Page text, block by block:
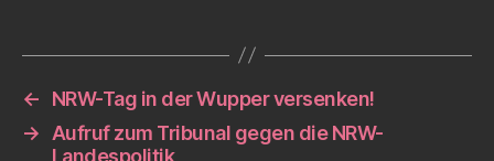
←
NRW-Tag in der Wupper versenken!
→
Aufruf zum Tribunal gegen die NRW-
Landespolitik